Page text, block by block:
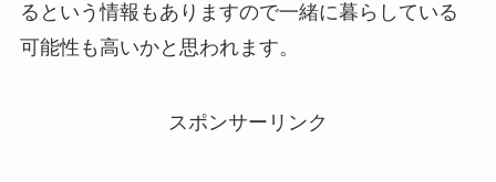
るという情報もありますので一緒に暮らしている
可能性も高いかと思われます。
スポンサーリンク